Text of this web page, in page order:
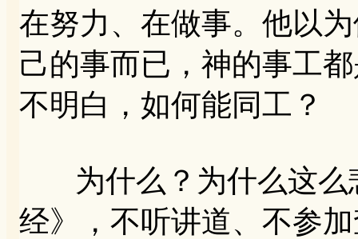
在努力、在做事。他以
己的事而已，神的事工
不明白，如何能同工？
为什么？为什么这么
经》，不听讲道、不参